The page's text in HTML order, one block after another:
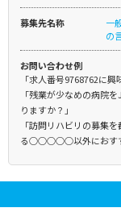
募集先名称
一
の
お問い合わせ例
「求人番号9768762に
「残業が少なめの病院
りますか？」
「訪問リハビリの募集
る○○○○○以外におすす